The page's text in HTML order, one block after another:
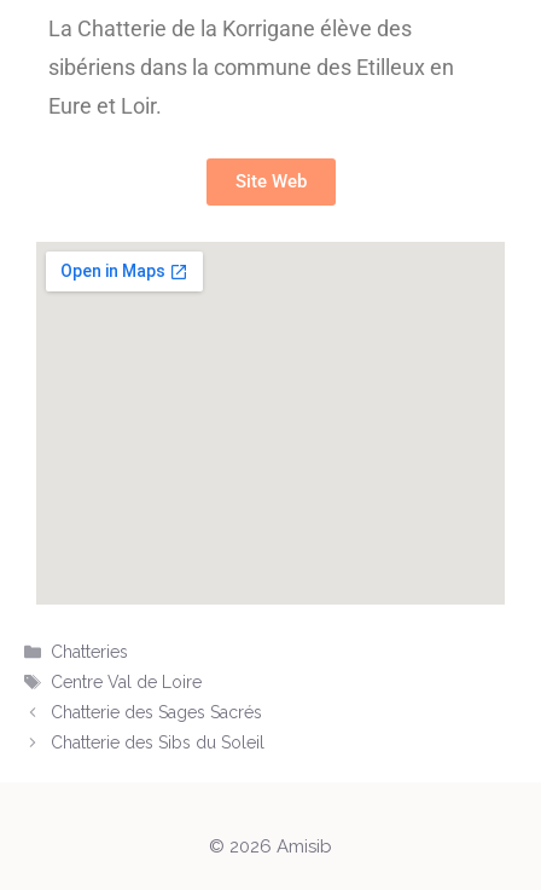
La Chatterie de la Korrigane élève des
sibériens dans la commune des Etilleux en
Eure et Loir.
Site Web
Chatteries
Centre Val de Loire
Chatterie des Sages Sacrés
Chatterie des Sibs du Soleil
© 2026 Amisib